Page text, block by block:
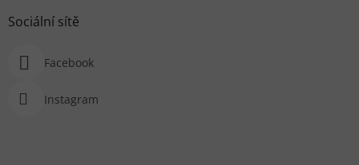
Sociální sítě
Facebook
Instagram